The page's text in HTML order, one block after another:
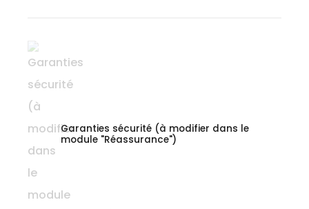
Garanties sécurité (à modifier dans le
module "Réassurance")